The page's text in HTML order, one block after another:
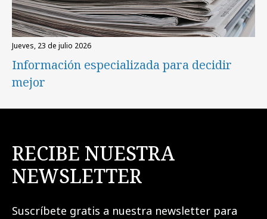
jueves, 23 de julio 2026
Información especializada para decidir
mejor
RECIBE NUESTRA
NEWSLETTER
Suscríbete gratis a nuestra newsletter para